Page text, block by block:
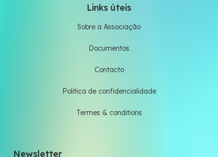
Links úteis
Sobre a Associação
Documentos
Contacto
Politica de confidencialidade
Termes & conditions
Newsletter